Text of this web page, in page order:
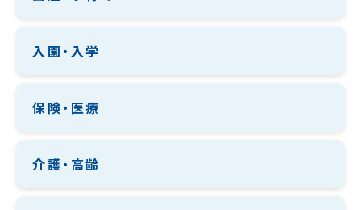
入園・入学
保険・医療
介護・高齢